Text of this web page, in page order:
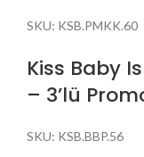
SKU: KSB.PMKK.60
Kiss Baby
– 3’lü
SKU: KSB.BBP.56